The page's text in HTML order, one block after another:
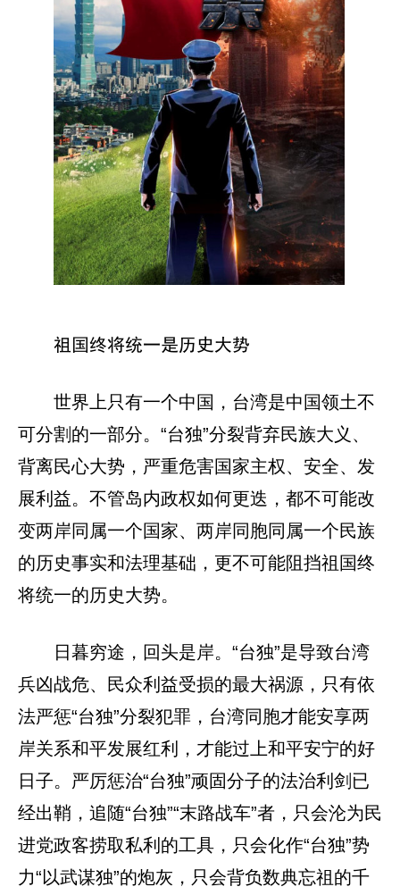
祖国终将统一是历史大势
世界上只有一个中国，台湾是中国领土不
可分割的一部分。“台独”分裂背弃民族大义、
背离民心大势，严重危害国家主权、安全、发
展利益。不管岛内政权如何更迭，都不可能改
变两岸同属一个国家、两岸同胞同属一个民族
的历史事实和法理基础，更不可能阻挡祖国终
将统一的历史大势。
日暮穷途，回头是岸。“台独”是导致台湾
兵凶战危、民众利益受损的最大祸源，只有依
法严惩“台独”分裂犯罪，台湾同胞才能安享两
岸关系和平发展红利，才能过上和平安宁的好
日子。严厉惩治“台独”顽固分子的法治利剑已
经出鞘，追随“台独”“末路战车”者，只会沦为民
进党政客捞取私利的工具，只会化作“台独”势
力“以武谋独”的炮灰，只会背负数典忘祖的千